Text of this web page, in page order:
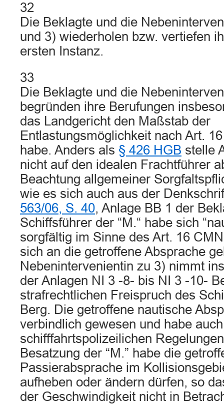
32
Die Beklagte und die
und 3) wiederholen bzw. vertiefen
ersten Instanz.
33
Die Beklagte und die
begründen ihre Berufungen
das Landgericht den Maßstab der
Entlastungsmöglichkeit nach Art.
habe. Anders als § 426 HGB stelle
nicht auf den idealen Frachtführer
Beachtung allgemeiner
wie es sich auch aus der
563/06, S. 40, Anlage BB 1 der
Schiffsführer der “M.“ habe sich
sorgfältig im Sinne des Art. 16
sich an die getroffene Absprache
Nebenintervenientin zu 3) nimmt
der Anlagen NI 3 -8- bis NI 3 -10-
strafrechtlichen Freispruch des
Berg. Die getroffene nautische
verbindlich gewesen und habe
schifffahrtspolizeilichen
Besatzung der “M.” habe die
Passierabsprache im
aufheben oder ändern dürfen, so
der Geschwindigkeit nicht in